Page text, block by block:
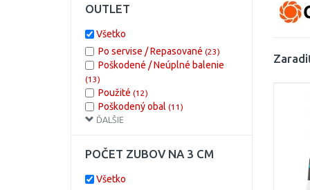
KETER
RIWALL
(252)
KÄRCHER Home(207)
EINHELL
SILKY(102)
BLACK & DECKER (96)
DEWALT (76)
METABO
OUTLET
ĎALŠIE
Všetko
Po servise / Repasované (23)
Poškodené / Neúplné balenie
(13)
Použité (12)
Poškodený obal (11)
Rozbalené
POČET ZUBOV NA 3 CM
Všetko